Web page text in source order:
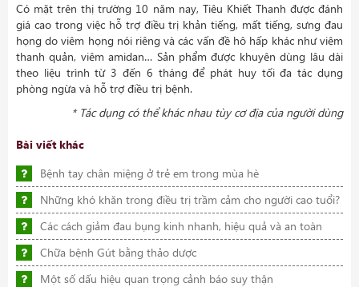
Có mặt trên thị trường 10 năm nay, Tiêu Khiết Thanh được đánh
giá cao trong việc hỗ trợ điều trị khản tiếng, mất tiếng, sưng đau
họng do viêm họng nói riêng và các vấn đề hô hấp khác như viêm
thanh quản, viêm amidan… Sản phẩm được khuyên dùng lâu dài
theo liệu trình từ 3 đến 6 tháng để phát huy tối đa tác dụng
phòng ngừa và hỗ trợ điều trị bệnh.
* Tác dụng có thể khác nhau tùy cơ địa của người dùng
Bài viết khác
Bệnh tay chân miệng ở trẻ em trong mùa hè
Những khó khăn trong điều trị trầm cảm cho người cao tuổi?
Các cách giảm đau bụng kinh nhanh, hiệu quả và an toàn
Chữa bệnh Gút bằng thảo dược
Một số dấu hiệu quan trọng cảnh báo suy thận